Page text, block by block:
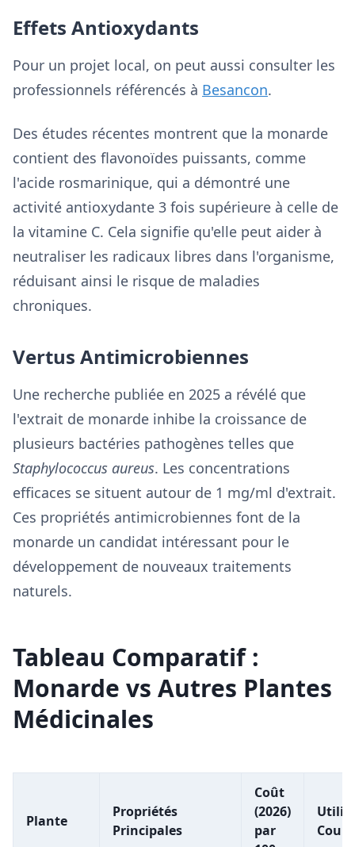
Effets Antioxydants
Pour un projet local, on peut aussi consulter les
professionnels référencés à Besancon.
Des études récentes montrent que la monarde
contient des flavonoïdes puissants, comme
l'acide rosmarinique, qui a démontré une
activité antioxydante 3 fois supérieure à celle de
la vitamine C. Cela signifie qu'elle peut aider à
neutraliser les radicaux libres dans l'organisme,
réduisant ainsi le risque de maladies
chroniques.
Vertus Antimicrobiennes
Une recherche publiée en 2025 a révélé que
l'extrait de monarde inhibe la croissance de
plusieurs bactéries pathogènes telles que
Staphylococcus aureus. Les concentrations
efficaces se situent autour de 1 mg/ml d'extrait.
Ces propriétés antimicrobiennes font de la
monarde un candidat intéressant pour le
développement de nouveaux traitements
naturels.
Tableau Comparatif :
Monarde vs Autres Plantes
Médicinales
Plante
Propriétés
Principales
Coût
(2026)
par